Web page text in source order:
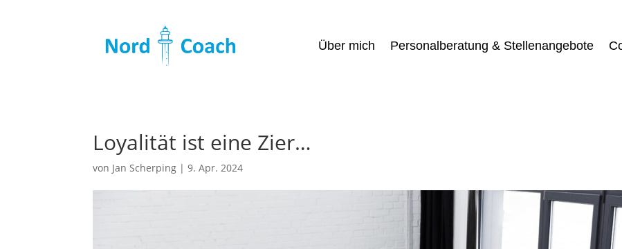
Über mich Personalberatung & Stellenangebote
Loyalität ist eine Zier…
von Jan Scherping |9. Apr. 2024